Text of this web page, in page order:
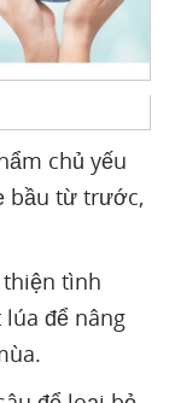
chủ yếu
bầu từ trước,
tình
để nâng